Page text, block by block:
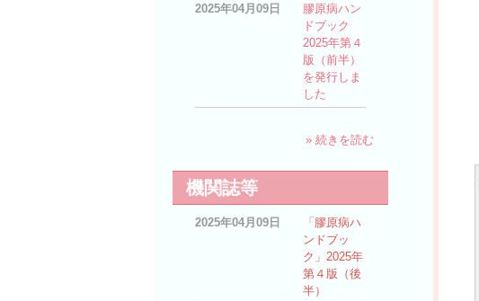
2025年04月09日
膠原病ハン
ドブック
2025年第４
版（前半）
を発行しま
した
» 続きを読む
機関誌等
2025年04月09日
「膠原病ハ
ンドブッ
ク」2025年
第４版（後
半）